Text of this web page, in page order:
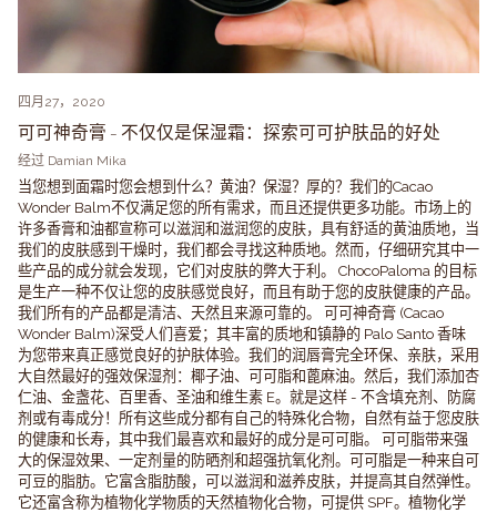
四月27，2020
可可神奇膏 - 不仅仅是保湿霜：探索可可护肤品的好处
经过 Damian Mika
当您想到面霜时您会想到什么？黄油？保湿？厚的？我们的Cacao
Wonder Balm不仅满足您的所有需求，而且还提供更多功能。市场上的
许多香膏和油都宣称可以滋润和滋润您的皮肤，具有舒适的黄油质地，当
我们的皮肤感到干燥时，我们都会寻找这种质地。然而，仔细研究其中一
些产品的成分就会发现，它们对皮肤的弊大于利。 ChocoPaloma 的目标
是生产一种不仅让您的皮肤感觉良好，而且有助于您的皮肤健康的产品。
我们所有的产品都是清洁、天然且来源可靠的。 可可神奇膏 (Cacao
Wonder Balm)深受人们喜爱；其丰富的质地和镇静的 Palo Santo 香味
为您带来真正感觉良好的护肤体验。我们的润唇膏完全环保、亲肤，采用
大自然最好的强效保湿剂：椰子油、可可脂和蓖麻油。然后，我们添加杏
仁油、金盏花、百里香、圣油和维生素 E。就是这样 - 不含填充剂、防腐
剂或有毒成分！所有这些成分都有自己的特殊化合物，自然有益于您皮肤
的健康和长寿，其中我们最喜欢和最好的成分是可可脂。 可可脂带来强
大的保湿效果、一定剂量的防晒剂和超强抗氧化剂。可可脂是一种来自可
可豆的脂肪。它富含脂肪酸，可以滋润和滋养皮肤，并提高其自然弹性。
它还富含称为植物化学物质的天然植物化合物，可提供 SPF。植物化学